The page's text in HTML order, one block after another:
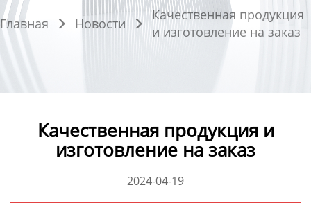
Контакты
Главная  Новости 
Качественная продукция
и изготовление на заказ
Качественная продукция и
изготовление на заказ
2024-04-19